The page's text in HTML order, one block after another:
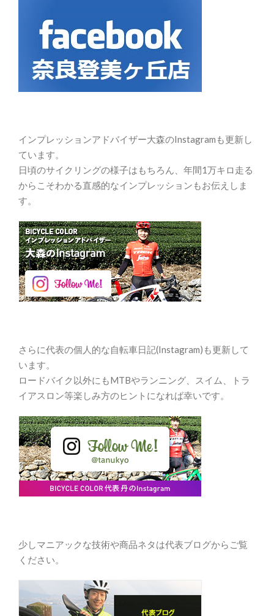
インプレッションアドバイザー大森のInstagramも更新し
ています。
日頃のサイクリングの様子はもちろん、年間1万キロ走る
からこそわかる直感的なインプレッションもお伝えしま
す。
さらに代表の個人的な自転車日記(Instagram)も更新して
います。
ロードバイク以外にもMTBやランニング、スイム、トラ
イアスロン等楽しみ方のヒントになれば幸いです。
少しマニアックな技術や商品ネタは代表ブログからご覧
ください。